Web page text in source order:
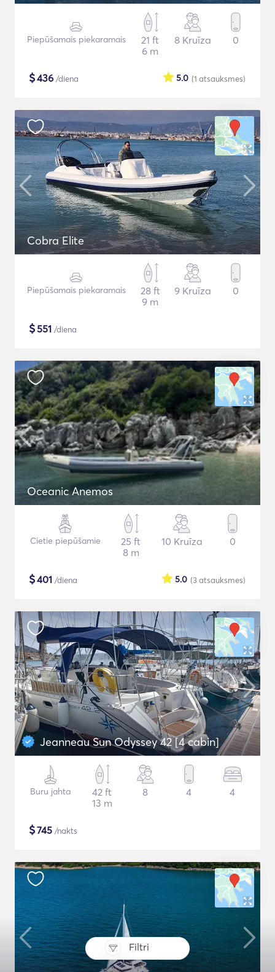
Filtri
Piepūšamais piekaramais
21 ft
6 m
8 Kruīza 0
$436 /diena (1 atsauksmes)
5.0
Cobra Elite
Piepūšamais piekaramais
28 ft
9 m
9 Kruīza 0
$551 /diena
Oceanic Anemos
Cietie piepūšamie
25 ft
8 m
10 Kruīza 0
$401 /diena (3atsauksmes)
5.0
Jeanneau Sun Odyssey 42 [4 cabin]
Buru jahta
42 ft
13 m
8 4 4
$745 /nakts